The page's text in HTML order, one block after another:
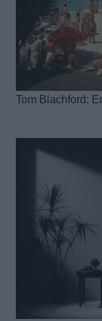
Tom Blachford: